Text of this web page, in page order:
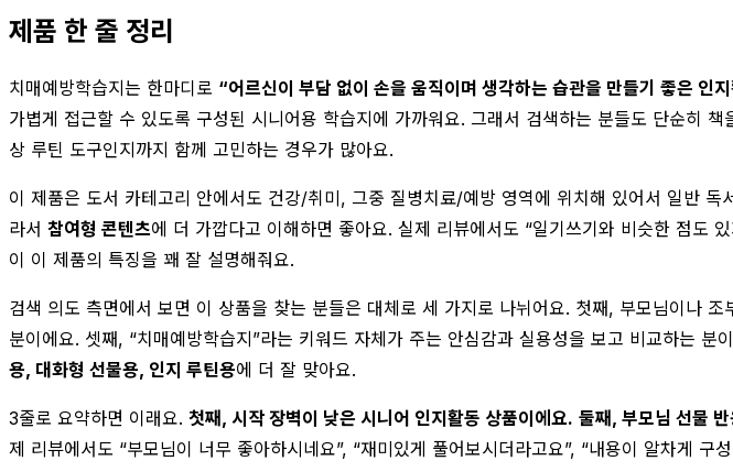
제품 한 줄 정리
치매예방학습지는 한마디로 “어르신이 부담 없이 손을 움직이며 생각하는 습관을 만들기 좋은 인
가볍게 접근할 수 있도록 구성된 시니어용 학습지에 가까워요. 그래서 검색하는 분들도 단순히
상 루틴 도구인지까지 함께 고민하는 경우가 많아요.
이 제품은 도서 카테고리 안에서도 건강/취미, 그중 질병치료/예방 영역에 위치해 있어서 일반
라서 참여형 콘텐츠에 더 가깝다고 이해하면 좋아요. 실제 리뷰에서도 “일기쓰기와 비슷한 점도
이 이 제품의 특징을 꽤 잘 설명해줘요.
검색 의도 측면에서 보면 이 상품을 찾는 분들은 대체로 세 가지로 나뉘어요. 첫째, 부모님이나
분이에요. 셋째, “치매예방학습지”라는 키워드 자체가 주는 안심감과 실용성을 보고 비교하는
용, 대화형 선물용, 인지 루틴용에 더 잘 맞아요.
3줄로 요약하면 이래요. 첫째, 시작 장벽이 낮은 시니어 인지활동 상품이에요. 둘째, 부모님 선물
제 리뷰에서도 “부모님이 너무 좋아하시네요”, “재미있게 풀어보시더라고요”, “내용이 알차게 구